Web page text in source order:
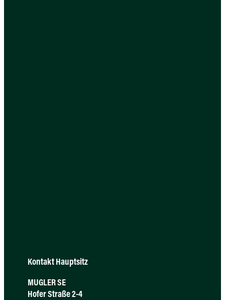
Kontakt Hauptsitz
MUGLER SE
Hofer Straße 2-4